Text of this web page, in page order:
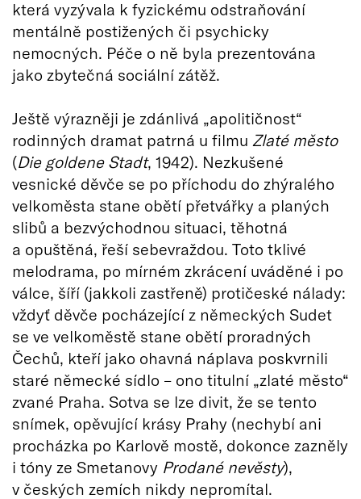
která vyzývala k fyzickému odstraňování
mentálně postižených či psychicky
nemocných. Péče o ně byla prezentována
jako zbytečná sociální zátěž.
Ještě výrazněji je zdánlivá „apolitičnost“
rodinných dramat patrná u filmu Zlaté město
(Die goldene Stadt, 1942). Nezkušené
vesnické děvče se po příchodu do zhýralého
velkoměsta stane obětí přetvářky a planých
slibů a bezvýchodnou situaci, těhotná
a opuštěná, řeší sebevraždou. Toto tklivé
melodrama, po mírném zkrácení uváděné i po
válce, šíří (jakkoli zastřeně) protičeské nálady:
vždyť děvče pocházející z německých Sudet
se ve velkoměstě stane obětí proradných
Čechů, kteří jako ohavná náplava poskvrnili
staré německé sídlo – ono titulní „zlaté město“
zvané Praha. Sotva se lze divit, že se tento
snímek, opěvující krásy Prahy (nechybí ani
procházka po Karlově mostě, dokonce zazněly
i tóny ze Smetanovy Prodané nevěsty),
v českých zemích nikdy nepromítal.